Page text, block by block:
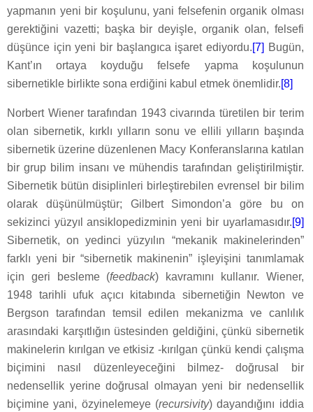
yapmanın yeni bir koşulunu, yani felsefenin organik olması
gerektiğini vazetti; başka bir deyişle, organik olan, felsefi
düşünce için yeni bir başlangıca işaret ediyordu.[7] Bugün,
Kant’ın ortaya koyduğu felsefe yapma koşulunun
sibernetikle birlikte sona erdiğini kabul etmek önemlidir.[8]
Norbert Wiener tarafından 1943 civarında türetilen bir terim
olan sibernetik, kırklı yılların sonu ve ellili yılların başında
sibernetik üzerine düzenlenen Macy Konferanslarına katılan
bir grup bilim insanı ve mühendis tarafından geliştirilmiştir.
Sibernetik bütün disiplinleri birleştirebilen evrensel bir bilim
olarak düşünülmüştür; Gilbert Simondon’a göre bu on
sekizinci yüzyıl ansiklopedizminin yeni bir uyarlamasıdır.[9]
Sibernetik, on yedinci yüzyılın “mekanik makinelerinden”
farklı yeni bir “sibernetik makinenin” işleyişini tanımlamak
için geri besleme (feedback) kavramını kullanır. Wiener,
1948 tarihli ufuk açıcı kitabında sibernetiğin Newton ve
Bergson tarafından temsil edilen mekanizma ve canlılık
arasındaki karşıtlığın üstesinden geldiğini, çünkü sibernetik
makinelerin kırılgan ve etkisiz -kırılgan çünkü kendi çalışma
biçimini nasıl düzenleyeceğini bilmez- doğrusal bir
nedensellik yerine doğrusal olmayan yeni bir nedensellik
biçimine yani, özyinelemeye (recursivity) dayandığını iddia